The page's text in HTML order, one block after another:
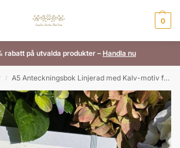
0
rabatt på utvalda produkter – Handla nu
/ A5 Anteckningsbok Linjerad med Kalv-motiv från Wrendale